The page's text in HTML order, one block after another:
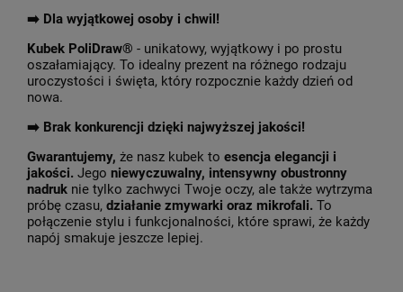
➡️ Dla wyjątkowej osoby i chwil!
Kubek PoliDraw® - unikatowy, wyjątkowy i po prostu
oszałamiający. To idealny prezent na różnego rodzaju
uroczystości i święta, który rozpocznie każdy dzień od
nowa.
➡️ Brak konkurencji dzięki najwyższej jakości!
Gwarantujemy, że nasz kubek to esencja elegancji i
jakości. Jego niewyczuwalny, intensywny obustronny
nadruk nie tylko zachwyci Twoje oczy, ale także wytrzyma
próbę czasu, działanie zmywarki oraz mikrofali. To
połączenie stylu i funkcjonalności, które sprawi, że każdy
napój smakuje jeszcze lepiej.